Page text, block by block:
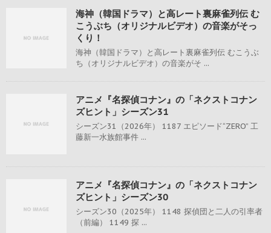
海神（韓国ドラマ）と高レート裏麻雀列伝 む
こうぶち（オリジナルビデオ）の音楽がそっ
くり！
海神（韓国ドラマ）と高レート裏麻雀列伝 むこうぶ
ち（オリジナルビデオ）の音楽がそ ...
アニメ『名探偵コナン』の「ネクストコナン
ズヒント」シーズン31
シーズン31（2026年） 1187 エピソード“ZERO” 工
藤新一水族館事件 ...
アニメ『名探偵コナン』の「ネクストコナン
ズヒント」シーズン30
シーズン30（2025年） 1148 探偵団と二人の引率者
（前編） 1149 探 ...